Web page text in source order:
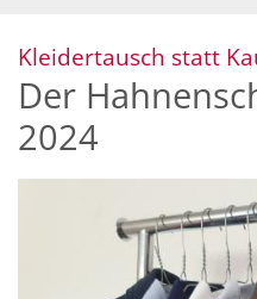
Kleidertausch statt
Der
2024